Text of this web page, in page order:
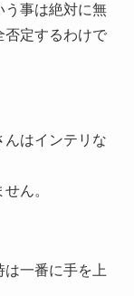
う事は絶対に無
否定するわけで
んはインテリな
ん。
は一番に手を上